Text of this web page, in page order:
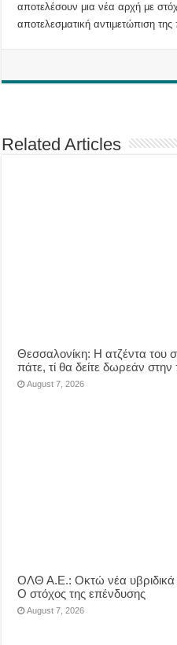
αποτελέσουν μια νέα αρχή με
αποτελεσματική αντιμετώπιση
Related Articles
Θεσσαλονίκη: Η ατζέντα του
πάτε, τί θα δείτε δωρεάν
August 7, 2026
ΟΛΘ Α.Ε.: Οκτώ νέα υβριδικά
Ο στόχος της επένδυσης
August 7, 2026